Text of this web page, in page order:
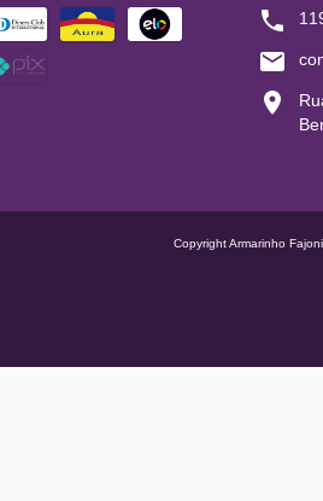
Copyright Armarinho